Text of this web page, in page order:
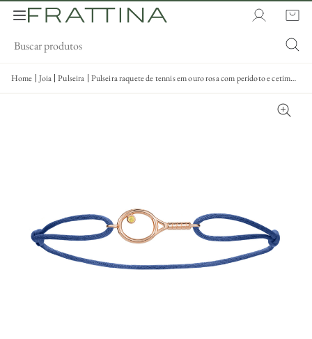
Home Joia Pulseira
Pulseira raquete de tennis em ouro rosa com peridoto e cetim
colorido